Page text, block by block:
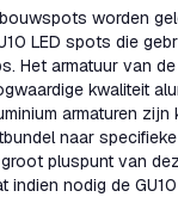
worden
LED spots die
Het armatuur van
kwaliteit
armaturen zijn
naar
pluspunt van
indien nodig de